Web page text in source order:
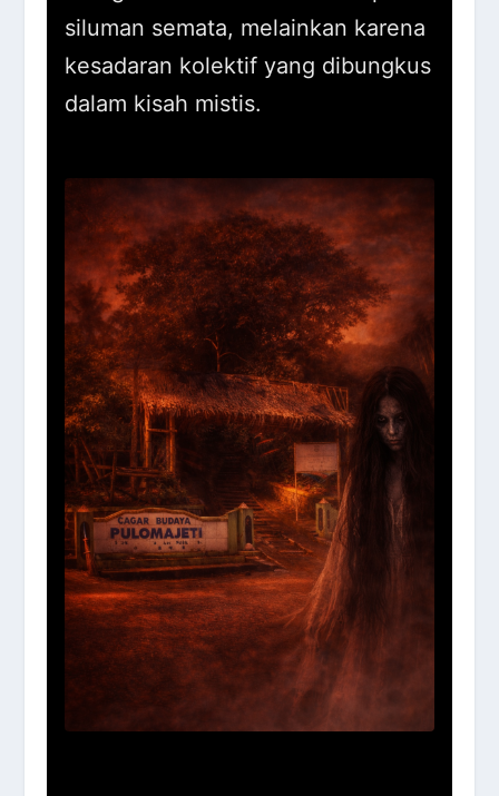
siluman semata, melainkan karena
kesadaran kolektif yang dibungkus
dalam kisah mistis.